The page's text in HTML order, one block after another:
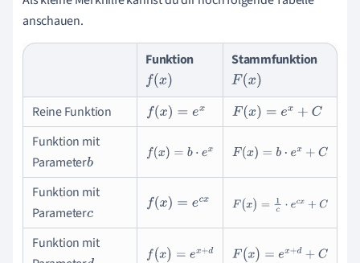
anschauen.
Funktion
f(x)
Stammfunktion
F(x)
Reine Funktion
f(x)=e x F(x)=e x+C
Funktion mit
Parameterb
f(x)=b·e x F(x)=b·e x+C
Funktion mit
Parameterc
f(x)=e cx F(x)= 1c· ec x+C
Funktion mit
f(x)=e x+ d F(x)=e x+ d+C